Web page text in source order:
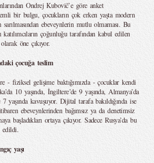
Ondrej Kubovič’e göre anket
bir bulgu, çocukların çok erken yaşta modern
ebeveynlerin mutlu olmaması. Bu
katılımcıların çoğunluğu tarafından kabul edilen
öne çıkıyor.
çocuğa teslim
- fiziksel gelişime baktığımızda - çocuklar kendi
10 yaşında, İngiltere’de 9 yaşında, Almanya’da
7 yaşında kavuşuyor. Dijital tarafa bakıldığında ise
ebeveynlerinden bağımsız ya da denetimsiz
başladıkları ortaya çıkıyor. Sadece Rusya’da bu
edildi.
yaşı